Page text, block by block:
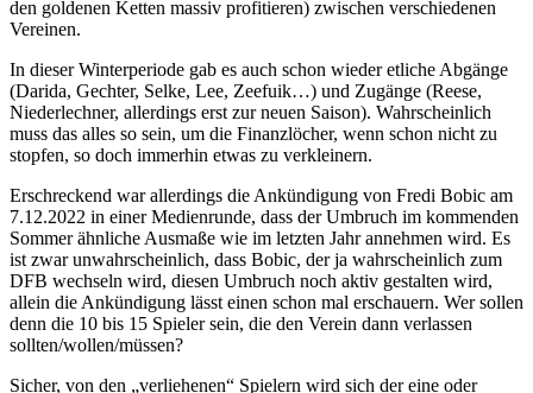
den goldenen Ketten massiv profitieren) zwischen verschiedenen
Vereinen.
In dieser Winterperiode gab es auch schon wieder etliche Abgänge
(Darida, Gechter, Selke, Lee, Zeefuik…) und Zugänge (Reese,
Niederlechner, allerdings erst zur neuen Saison). Wahrscheinlich
muss das alles so sein, um die Finanzlöcher, wenn schon nicht zu
stopfen, so doch immerhin etwas zu verkleinern.
Erschreckend war allerdings die Ankündigung von Fredi Bobic am
7.12.2022 in einer Medienrunde, dass der Umbruch im kommenden
Sommer ähnliche Ausmaße wie im letzten Jahr annehmen wird. Es
ist zwar unwahrscheinlich, dass Bobic, der ja wahrscheinlich zum
DFB wechseln wird, diesen Umbruch noch aktiv gestalten wird,
allein die Ankündigung lässt einen schon mal erschauern. Wer sollen
denn die 10 bis 15 Spieler sein, die den Verein dann verlassen
sollten/wollen/müssen?
Sicher, von den „verliehenen“ Spielern wird sich der eine oder